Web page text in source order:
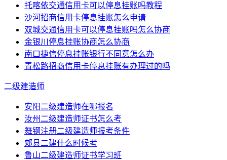
托喀依交通信用卡可以停息挂账吗教程
沙河招商信用卡停息挂账怎么申请
双城交通信用卡可以停息挂账吗怎么协商
金银川停息挂账协商怎么协商
南口捷信停息挂账银行不同意怎么办
青松路招商信用卡停息挂账有办理过的吗
二级建造师
安阳二级建造师在哪报名
汝州二级建造师证书怎么考
舞钢注册二级建造师报考条件
郏县二建什么时候考
鲁山二级建造师证书学习班